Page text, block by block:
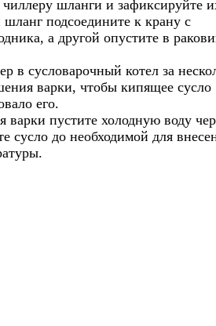
шланги и зафиксируйте
подсоедините к крану с
а другой опустите в
в сусловарочный котел за
варки, чтобы кипящее сусло
его.
варки пустите холодную воду
сусло до необходимой для